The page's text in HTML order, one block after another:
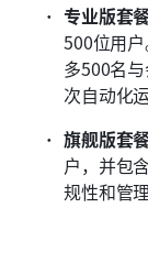
专业版套餐
500位用
多500名
次自动化
旗舰版套
户，并包
规性和管